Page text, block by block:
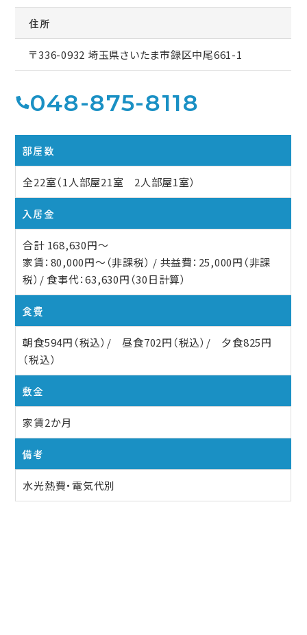
住所
〒336-0932 埼玉県さいたま市録区中尾661-1
048-875-8118
部屋数
全22室（1人部屋21室 2人部屋1室）
入居金
合計 168,630円〜
家賃：80,000円〜（非課税） / 共益費：25,000円（非課
税）/ 食事代：63,630円（30日計算）
食費
朝食594円（税込）/ 昼食702円（税込）/ 夕食825円
（税込）
敷金
家賃2か月
備考
水光熱費・電気代別